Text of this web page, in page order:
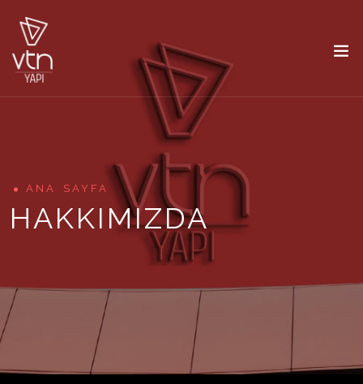
ANA SAYFA
HAKKIMIZDA